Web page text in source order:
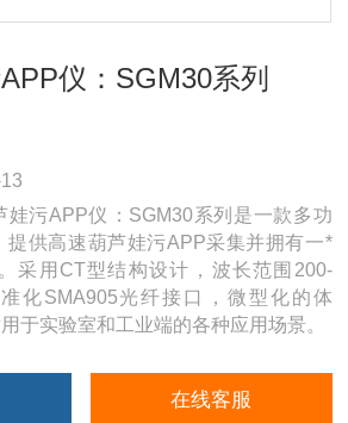
仪：SGM30系列
污APP仪：SGM30系列是一款多功
，提供高速葫芦娃污APP采集并拥有一*
。采用CT型结构设计，波长范围200-
SMA905光纤接口，微型化的体
适用于实验室和工业端的各种应用场景。
在线客服